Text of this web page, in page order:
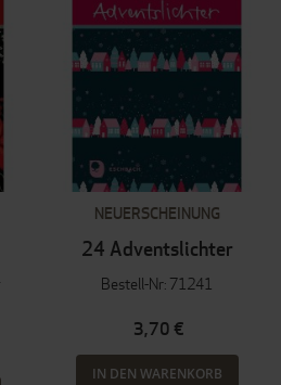
NEUERSCHEINUNG
24 Adventslichter
Bestell-Nr: 71241
3,70 €
IN DEN WARENKORB